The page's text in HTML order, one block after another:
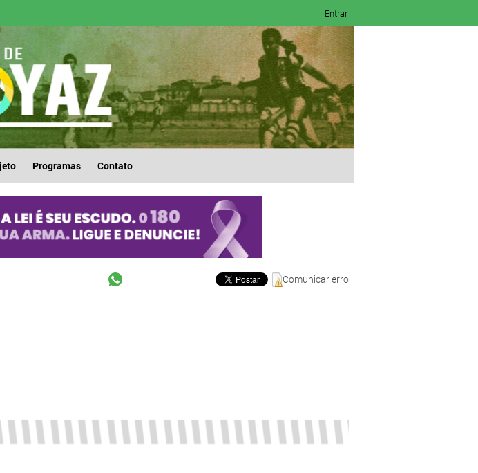
Entrar
Programas Contato
Comunicar erro